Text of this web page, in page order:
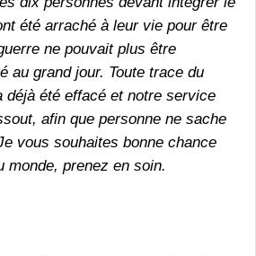
été arraché à leur vie pour être
ne pouvait plus être
au grand jour. Toute trace du
déjà été effacé et notre service
afin que personne ne sache
vous souhaites bonne chance
monde, prenez en soin.